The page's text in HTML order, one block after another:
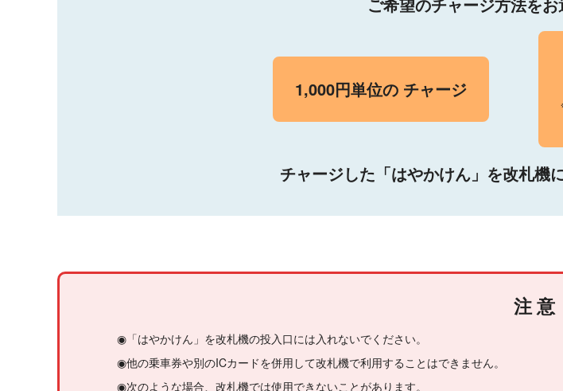
1,000円単位の チャージ
チャージした「はやかけん」を改札機
注 意
◉「はやかけん」を改札機の投入口には入れないでください。
◉他の乗車券や別のICカードを併用して改札機で利用することはできません。
◉次のような場合、改札機では使用できないことがあります。